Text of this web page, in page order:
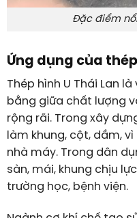
Đặc điểm
Ứng dụng của
Thép hình U Thái Lan
bằng giữa chất lượng
rộng rãi. Trong xây
làm khung, cột, dầm,
nhà máy. Trong dân
sàn, mái, khung chịu
trường học, bệnh viện.